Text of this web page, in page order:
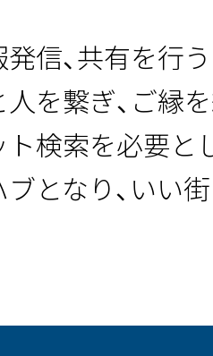
信、共有を行
を繋ぎ、ご縁
検索を必要と
となり、いい